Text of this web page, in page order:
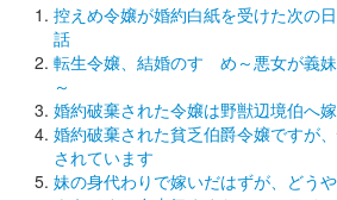
控えめ令嬢が婚約白紙を受けた次の
話
転生令嬢、結婚のすゝめ～悪女が義
～
婚約破棄された令嬢は野獣辺境伯へ
婚約破棄された貧乏伯爵令嬢ですが
されています
妹の身代わりで嫁いだはずが、どう